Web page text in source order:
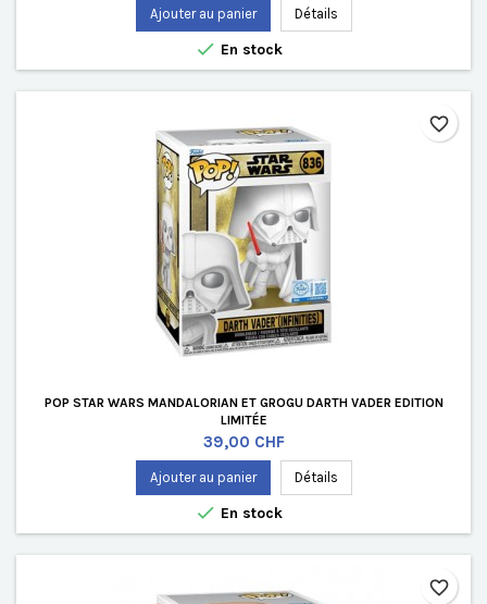
Ajouter au panier Détails
 En stock
POP STAR WARS MANDALORIAN ET GROGU DARTH VADER EDITION
LIMITÉE
Prix
39,00 CHF
Ajouter au panier Détails
 En stock
favorite_border
favorite_border